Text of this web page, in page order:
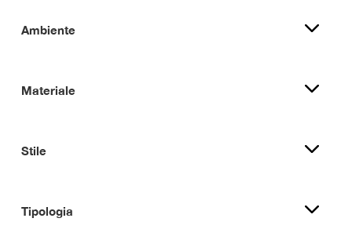
Ambiente
Materiale
Stile
Tipologia